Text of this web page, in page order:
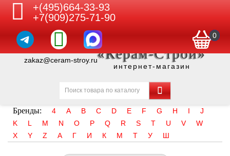
+(495)664-33-93
+7(909)275-71-90
0
zakaz@ceram-stroy.ru«Керам-Строй»
интернет-магазин
Бренды: 4 A B C D E F G H I
J
K
L M N O P Q R S T U V
W
X
Y Z А Г И К М Т У Ш